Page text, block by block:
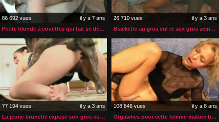
86 692 vues
il y a 7 ans
Petite blonde à couettes qui fait se début en zoophilie
26 710 vues
il y a 3 ans
Blackette au gros cul et aux gros seins essaie avec un chien
77 194 vues
il y a 3 ans
La jeune brunette expose son gros cul à son chien
108 846 vues
il y a 8 ans
Orgasmes pour cette femme mature baisée par son chien